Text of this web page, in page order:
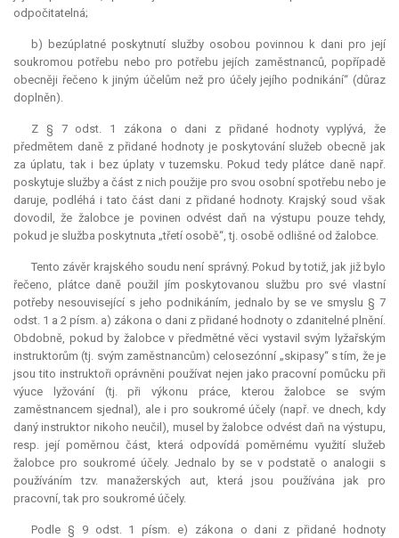
odpočitatelná;
b) bezúplatné poskytnutí služby osobou povinnou k dani pro její
soukromou potřebu nebo pro potřebu jejích zaměstnanců, popřípadě
obecněji řečeno k jiným účelům než pro účely jejího podnikání“ (důraz
doplněn).
Z § 7 odst. 1 zákona o dani z přidané hodnoty vyplývá, že
předmětem daně z přidané hodnoty je poskytování služeb obecně jak
za úplatu, tak i bez úplaty v tuzemsku. Pokud tedy plátce daně např.
poskytuje služby a část z nich použije pro svou osobní spotřebu nebo je
daruje, podléhá i tato část dani z přidané hodnoty. Krajský soud však
dovodil, že žalobce je povinen odvést daň na výstupu pouze tehdy,
pokud je služba poskytnuta „třetí osobě“, tj. osobě odlišné od žalobce.
Tento závěr krajského soudu není správný. Pokud by totiž, jak již bylo
řečeno, plátce daně použil jím poskytovanou službu pro své vlastní
potřeby nesouvisející s jeho podnikáním, jednalo by se ve smyslu § 7
odst. 1 a 2 písm. a) zákona o dani z přidané hodnoty o zdanitelné plnění.
Obdobně, pokud by žalobce v předmětné věci vystavil svým lyžařským
instruktorům (tj. svým zaměstnancům) celosezónní „skipasy“ s tím, že je
jsou tito instruktoři oprávněni používat nejen jako pracovní pomůcku při
výuce lyžování (tj. při výkonu práce, kterou žalobce se svým
zaměstnancem sjednal), ale i pro soukromé účely (např. ve dnech, kdy
daný instruktor nikoho neučil), musel by žalobce odvést daň na výstupu,
resp. její poměrnou část, která odpovídá poměrnému využití služeb
žalobce pro soukromé účely. Jednalo by se v podstatě o analogii s
používáním tzv. manažerských aut, která jsou používána jak pro
pracovní, tak pro soukromé účely.
Podle § 9 odst. 1 písm. e) zákona o dani z přidané hodnoty